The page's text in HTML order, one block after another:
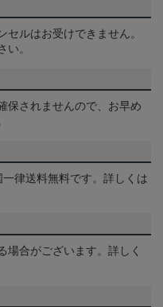
ルはお受けできません。
い。
保されませんので、お早め
律送料無料です。詳しくは
場合がございます。詳しく